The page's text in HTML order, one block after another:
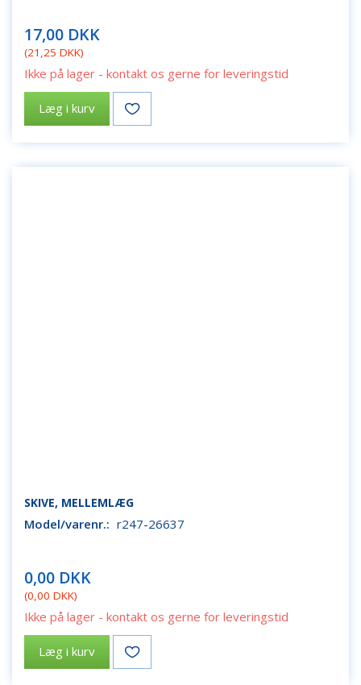
17,00 DKK
(21,25 DKK)
Ikke på lager - kontakt os gerne for leveringstid
Læg i kurv
SKIVE, MELLEMLÆG
Model/varenr.: r247-26637
0,00 DKK
(0,00 DKK)
Ikke på lager - kontakt os gerne for leveringstid
Læg i kurv